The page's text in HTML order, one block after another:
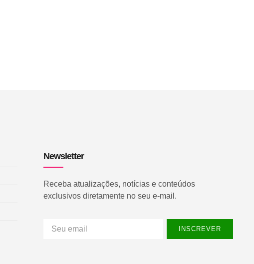
Newsletter
Receba atualizações, notícias e conteúdos
exclusivos diretamente no seu e-mail.
INSCREVER